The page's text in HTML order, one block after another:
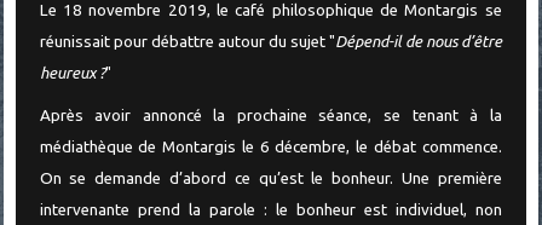
Le 18 novembre 2019, le café philosophique de Montargis se
réunissait pour débattre autour du sujet "Dépend-il de nous d’être
heureux ?"
Après avoir annoncé la prochaine séance, se tenant à la
médiathèque de Montargis le 6 décembre, le débat commence.
On se demande d’abord ce qu’est le bonheur. Une première
intervenante prend la parole : le bonheur est individuel, non